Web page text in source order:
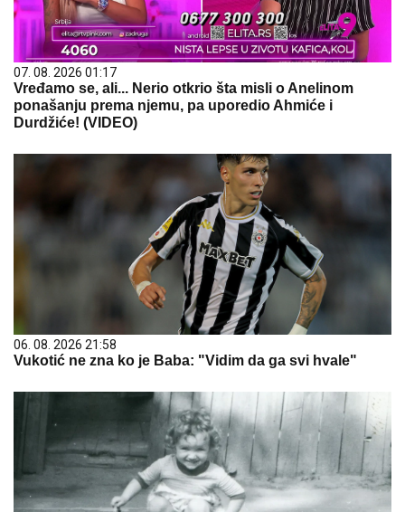
07. 08. 2026 01:17
Vređamo se, ali... Nerio otkrio šta misli o Anelinom
ponašanju prema njemu, pa uporedio Ahmiće i
Durdžiće! (VIDEO)
06. 08. 2026 21:58
Vukotić ne zna ko je Baba: "Vidim da ga svi hvale"